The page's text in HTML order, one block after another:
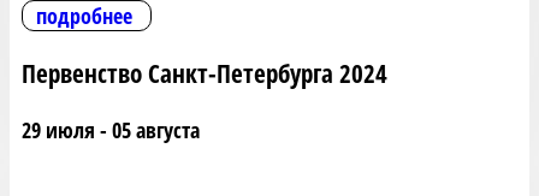
подробнее
Первенство Санкт-Петербурга 2024
29 июля - 05 августа